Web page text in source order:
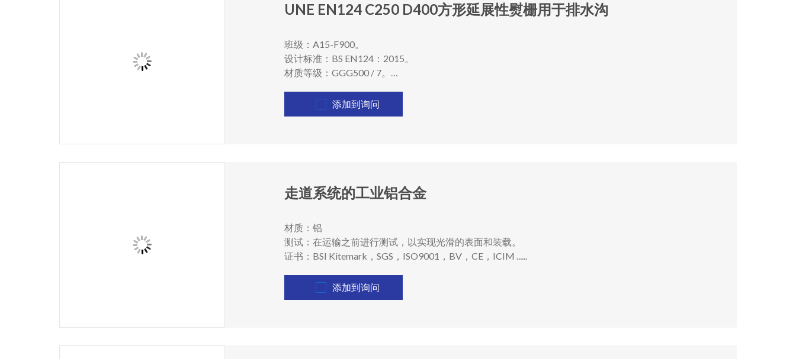
UNE EN124 C250 D400方形延展性熨栅用于排水沟
班级：A15-F900。
设计标准：BS EN124：2015。
材质等级：GGG500 / 7。
添加到询问
走道系统的工业铝合金
材质：铝
测试：在运输之前进行测试，以实现光滑的表面和装载。
证书：BSI Kitemark，SGS，ISO9001，BV，CE，ICIM ......
添加到询问